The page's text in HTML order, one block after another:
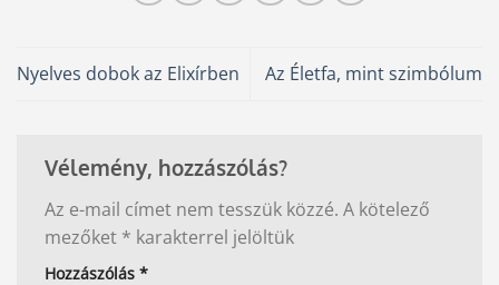
Nyelves dobok az Elixírben Az Életfa, mint szimbólum
Vélemény, hozzászólás?
Az e-mail címet nem tesszük közzé. A kötelező
mezőket * karakterrel jelöltük
Hozzászólás *